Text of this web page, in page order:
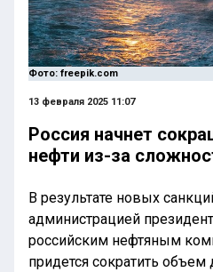
Фото: freepik.com
13 февраля 2025 11:07
Россия начнет
нефти из-за
В результате новых
администрацией
российским нефтяным
придется сократить